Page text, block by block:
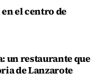
el centro de
un restaurante que
de Lanzarote